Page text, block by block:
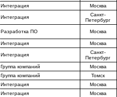
Интеграция Москва
Интеграция
Санкт-
Петербург
Разработка ПО Москва
Интеграция Москва
Интеграция
Санкт-
Петербург
Группа компаний
Москва
Группа компаний
Томск
Интеграция
Москва
Интеграция
Москва